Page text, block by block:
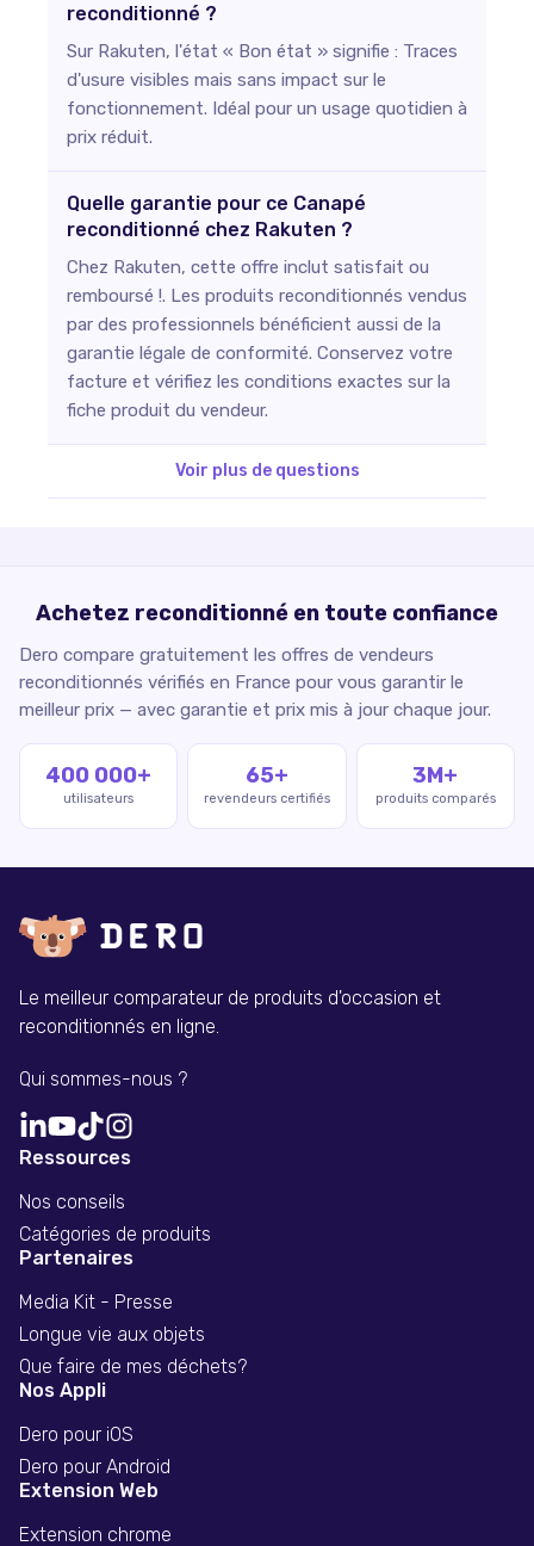
reconditionné ?
Sur Rakuten, l'état « Bon état » signifie : Traces
d'usure visibles mais sans impact sur le
fonctionnement. Idéal pour un usage quotidien à
prix réduit.
Quelle garantie pour ce Canapé
reconditionné chez Rakuten ?
Chez Rakuten, cette offre inclut satisfait ou
remboursé !. Les produits reconditionnés vendus
par des professionnels bénéficient aussi de la
garantie légale de conformité. Conservez votre
facture et vérifiez les conditions exactes sur la
fiche produit du vendeur.
Voir plus de questions
Achetez reconditionné en toute confiance
Dero compare gratuitement les offres de vendeurs
reconditionnés vérifiés en France pour vous garantir le
meilleur prix — avec garantie et prix mis à jour chaque jour.
400 000+
utilisateurs
65+
revendeurs certifiés
3M+
produits comparés
Le meilleur comparateur de produits d'occasion et
reconditionnés en ligne.
Qui sommes-nous ?
Ressources
Nos conseils
Catégories de produits
Partenaires
Media Kit - Presse
Longue vie aux objets
Que faire de mes déchets?
Nos Appli
Dero pour iOS
Dero pour Android
Extension Web
Extension chrome